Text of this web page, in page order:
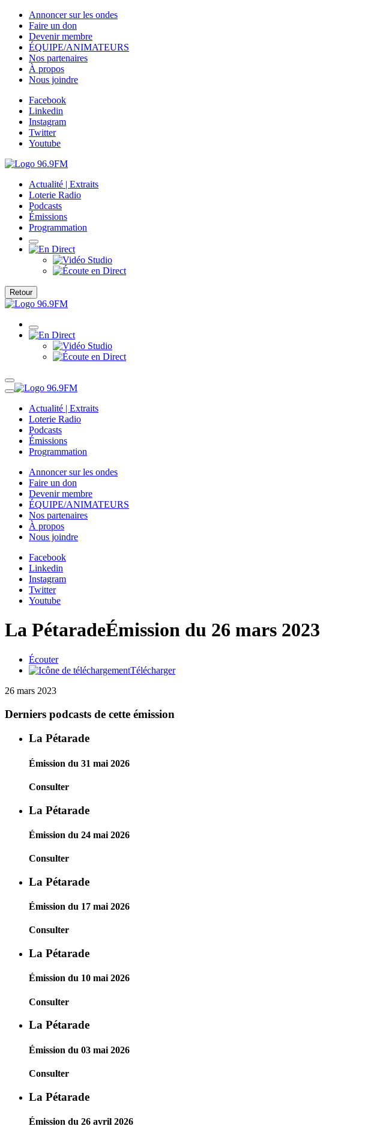
Annoncer sur les ondes
Faire un don
Devenir membre
ÉQUIPE/ANIMATEURS
Nos partenaires
À propos
Nous joindre
Facebook
Linkedin
Instagram
Twitter
Youtube
Actualité | Extraits
Loterie Radio
Podcasts
Émissions
Programmation
Retour
Actualité | Extraits
Loterie Radio
Podcasts
Émissions
Programmation
Annoncer sur les ondes
Faire un don
Devenir membre
ÉQUIPE/ANIMATEURS
Nos partenaires
À propos
Nous joindre
Facebook
Linkedin
Instagram
Twitter
Youtube
La PétaradeÉmission du 26 mars 2023
Écouter
Télécharger
26 mars 2023
Derniers podcasts de cette émission
La Pétarade
Émission du 31 mai 2026
Consulter
La Pétarade
Émission du 24 mai 2026
Consulter
La Pétarade
Émission du 17 mai 2026
Consulter
La Pétarade
Émission du 10 mai 2026
Consulter
La Pétarade
Émission du 03 mai 2026
Consulter
La Pétarade
Émission du 26 avril 2026